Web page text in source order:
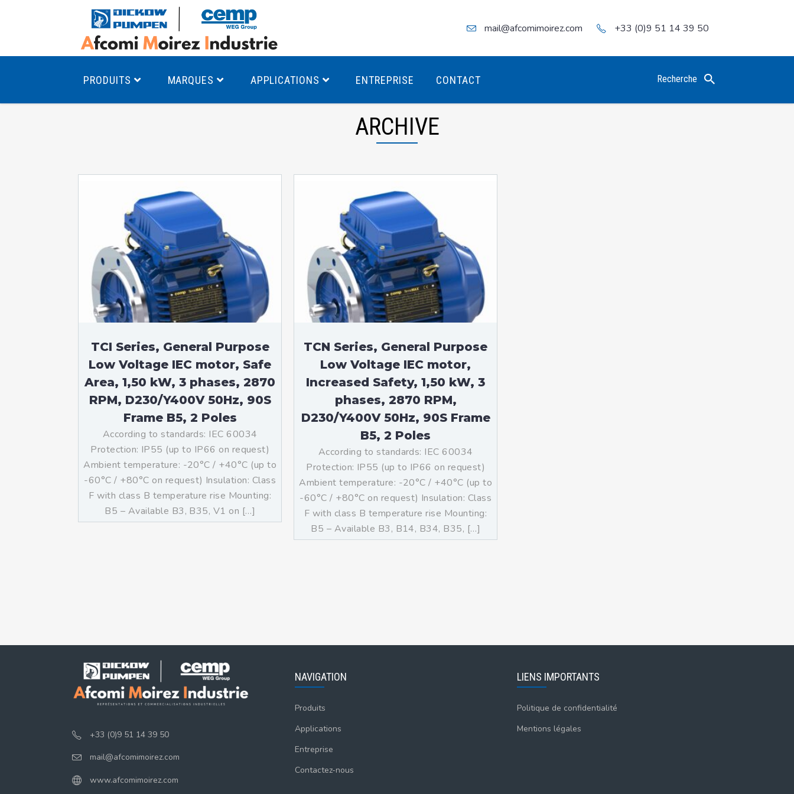
mail@afcomimoirez.com +33 (0)9 51 14 39 50
PRODUITS
Pompes monocellulaires à volute
Pompes multicellulaires
Pompes à engrenages
Product Finder
Moteurs Antidéflagrants PREMIUM
Moteurs Antidéflagrants ÉCO T4
Moteurs Antidéflagrants ÉCO T3
Moteurs standards (non
Antidéflagrants)
Moteurs Antidéflagrants NEMA
(Normes Américaines)
MARQUES APPLICATIONS ENTREPRISE CONTACT Recherche
ARCHIVE
TCI Series, General Purpose
Low Voltage IEC motor, Safe
Area, 1,50 kW, 3 phases, 2870
RPM, D230/Y400V 50Hz, 90S
Frame B5, 2 Poles
According to standards: IEC 60034
Protection: IP55 (up to IP66 on request)
Ambient temperature: -20°C / +40°C (up to
-60°C / +80°C on request) Insulation: Class
F with class B temperature rise Mounting:
B5 – Available B3, B35, V1 on […]
TCN Series, General Purpose
Low Voltage IEC motor,
Increased Safety, 1,50 kW, 3
phases, 2870 RPM,
D230/Y400V 50Hz, 90S Frame
B5, 2 Poles
According to standards: IEC 60034
Protection: IP55 (up to IP66 on request)
Ambient temperature: -20°C / +40°C (up to
-60°C / +80°C on request) Insulation: Class
F with class B temperature rise Mounting:
B5 – Available B3, B14, B34, B35, […]
+33 (0)9 51 14 39 50
mail@afcomimoirez.com
www.afcomimoirez.com
NAVIGATION
Produits
Applications
Entreprise
Contactez-nous
LIENS IMPORTANTS
Politique de confidentialité
Mentions légales